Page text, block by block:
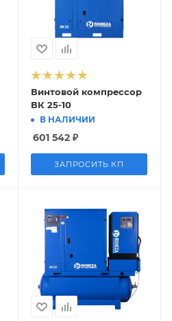
Винтовой компрессор
ВК 25-10
В НАЛИЧИИ
601 542 ₽
ЗАПРОСИТЬ КП